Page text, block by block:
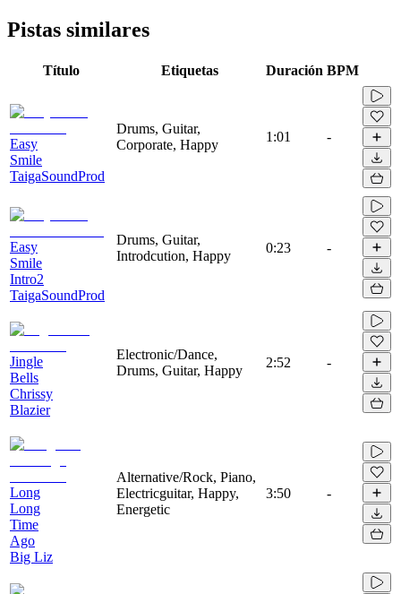
Pistas similares
Título Etiquetas Duración BPM
Easy
Smile
TaigaSoundProd
Drums, Guitar,
Corporate, Happy
1:01 -
Easy
Smile
Intro2
TaigaSoundProd
Drums, Guitar,
Introdcution, Happy
0:23 -
Jingle
Bells
Chrissy
Blazier
Electronic/Dance,
Drums, Guitar, Happy
2:52 -
Long
Long
Time
Ago
Big Liz
Alternative/Rock, Piano,
Electricguitar, Happy,
Energetic
3:50 -